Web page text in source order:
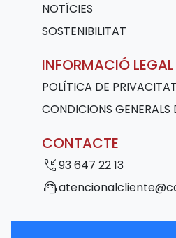
NOTÍCIES
SOSTENIBILITAT
INFORMACIÓ LEGAL
POLÍTICA DE PRIVACITAT
CONDICIONS GENERALS
CONTACTE
phone_callback93 647 22 13
support_agent